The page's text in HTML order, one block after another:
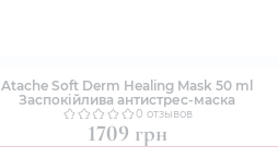
Atache Soft Derm Healing Mask 50 ml
Заспокійлива антистрес-маска
0 отзывов
1709 грн